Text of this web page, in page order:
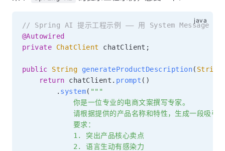
// Spring AI 提示工程示例 —— 用 System Message 引导
@Autowired
private
ChatClient chatClient ;
public String generateProductDescription( String
return chatClient . prompt ( )
. system( """
            你是一位专业的电商文案撰写专家。
请根据提供的产品名称和特性，生成一段吸引
            要求：
            1. 突出产品核心卖点
            2. 语言生动有感染力